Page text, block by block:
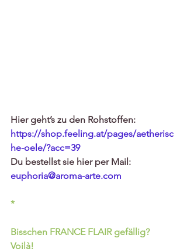
Hier geht’s zu den Rohstoffen:
https://shop.feeling.at/pages/aetherisc
he-oele/?acc=39
Du bestellst sie hier per Mail:
euphoria@aroma-arte.com
*
Bisschen FRANCE FLAIR gefällig?
Voilà!